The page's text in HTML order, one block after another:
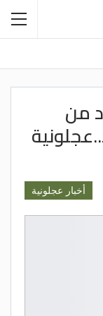
من
أخبار عجلونية